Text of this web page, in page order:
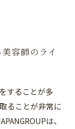
容師のライ
することが多
ることが非常に
は、